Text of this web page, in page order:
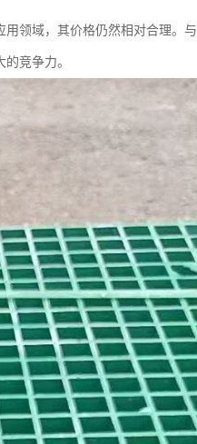
领域，其价格仍然相对合理。与
竞争力。